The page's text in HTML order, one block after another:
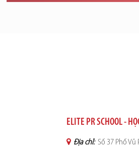
ELITE PR SCHOOL -
Địa chỉ: Số 37 Phố Vũ